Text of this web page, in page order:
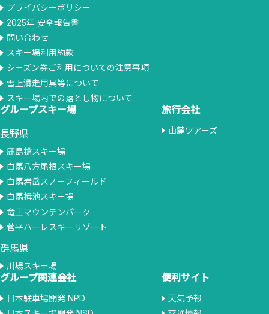
プライバシーポリシー
2025年 安全報告書
問い合わせ
スキー場利用約款
シーズン券ご利用についての注意事項
雪上滑走用具等について
スキー場内での落とし物について
グループスキー場
長野県
鹿島槍スキー場
白馬八方尾根スキー場
白馬岩岳スノーフィールド
白馬栂池スキー場
竜王マウンテンパーク
菅平ハーレスキーリゾート
群馬県
川場スキー場
旅行会社
山麓ツアーズ
グループ関連会社
日本駐車場開発 NPD
便利サイト
天気予報